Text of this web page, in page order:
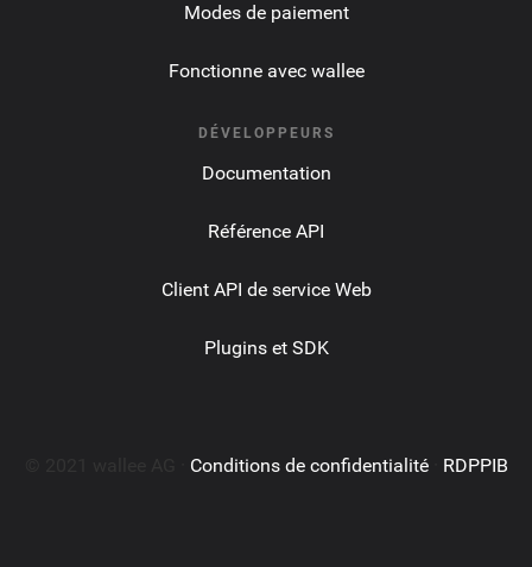
Modes de paiement
Fonctionne avec wallee
DÉVELOPPEURS
Documentation
Référence API
Client API de service Web
Plugins et SDK
Conditions de confidentialité· RDPPIB